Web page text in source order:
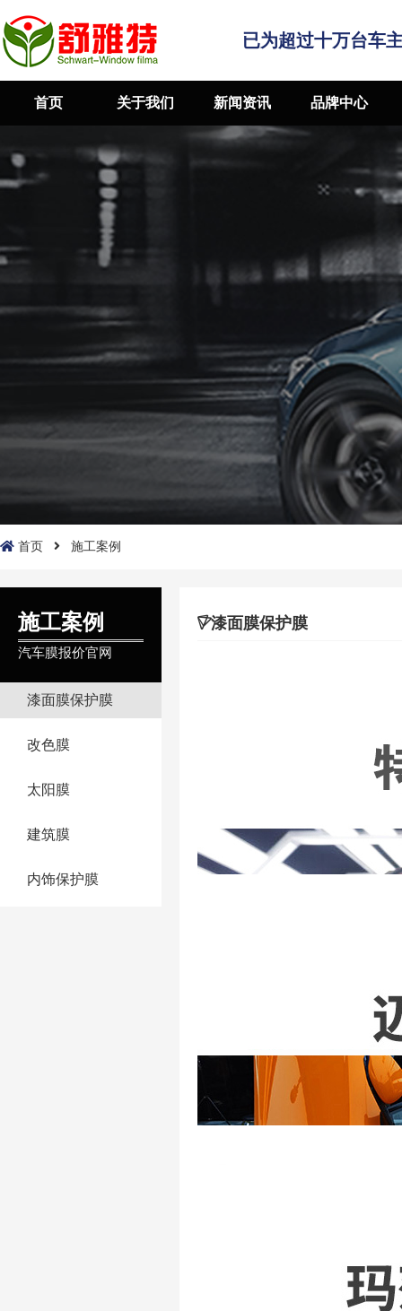
已为超过十万台车
首页 关于我们 新闻资讯 品牌中心
首页 施工案例
施工案例
汽车膜报价官网
漆面膜保护膜
改色膜
太阳膜
建筑膜
内饰保护膜
漆面膜保护膜